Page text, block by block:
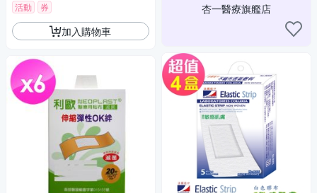
活動 券
加入購物車
杏一醫療旗艦店